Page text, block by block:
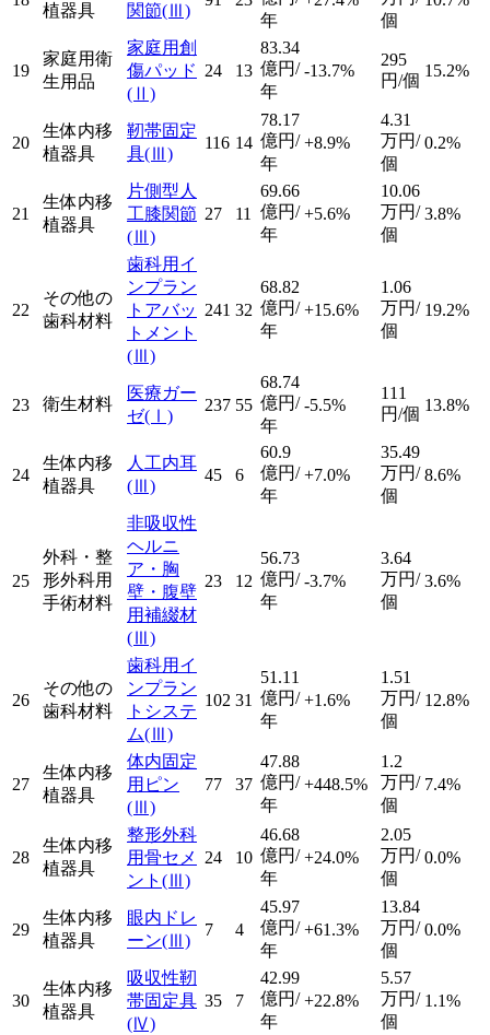
植器具 関節(Ⅲ)
年
個
19
家庭用衛
生用品
家庭用創
傷パッド
(Ⅱ)
24 13
83.34
億円/
年
-13.7%
295
円/個
15.2%
20
生体内移
植器具
靭帯固定
具(Ⅲ)
116 14
78.17
億円/
年
+8.9%
4.31
万円/
個
0.2%
21
生体内移
植器具
片側型人
工膝関節
(Ⅲ)
27 11
69.66
億円/
年
+5.6%
10.06
万円/
個
3.8%
22
その他の
歯科材料
歯科用イ
ンプラン
トアバッ
トメント
(Ⅲ)
241 32
68.82
億円/
年
+15.6%
1.06
万円/
個
19.2%
23 衛生材料
医療ガー
ゼ(Ⅰ)
237 55
68.74
億円/
年
-5.5%
111
円/個 13.8%
24
生体内移
植器具
人工内耳
(Ⅲ)
45 6
60.9
億円/
年
+7.0%
35.49
万円/
個
8.6%
25
外科・整
形外科用
手術材料
非吸収性
ヘルニ
ア・胸
壁・腹壁
用補綴材
(Ⅲ)
23 12
56.73
億円/
年
-3.7%
3.64
万円/
個
3.6%
26
その他の
歯科材料
歯科用イ
ンプラン
トシステ
ム(Ⅲ)
102 31
51.11
億円/
年
+1.6%
1.51
万円/
個
12.8%
27
生体内移
植器具
体内固定
用ピン
(Ⅲ)
77 37
47.88
億円/
年
+448.5%
1.2
万円/
個
7.4%
28
生体内移
植器具
整形外科
用骨セメ
ント (Ⅲ)
24 10
46.68
億円/
年
+24.0%
2.05
万円/
個
0.0%
29
生体内移
植器具
眼内ドレ
ーン(Ⅲ)
7 4
45.97
億円/
年
+61.3%
13.84
万円/
個
0.0%
30
生体内移
植器具
吸収性靭
帯固定具
(Ⅳ)
35 7
42.99
億円/
年
+22.8%
5.57
万円/
個
1.1%